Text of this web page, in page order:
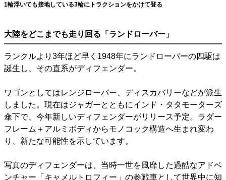
1輪浮いても接地している3輪にトラクションをかけて登る
大陸をどこまでも走り回る「ランドローバー」
ランクルより3年ほど早く1948年にランドローバーの四駆は
誕生し、その直系がディフェンダー。
ワゴンとしてはレンジローバー、ディスカバリーなどが派生
しました。現在はジャガーとともにインド・タタモーターズ
傘下で、今年新しいディフェンダーがリリース予定。ラダー
フレーム＋アルミボディからモノコック構造へ生まれ変わ
り、新たな可能性を示しています。
写真のディフェンダーは、当時一世を風靡した過酷なアドベ
ンチャー「キャメルトロフィー」の参戦車として世界中に知